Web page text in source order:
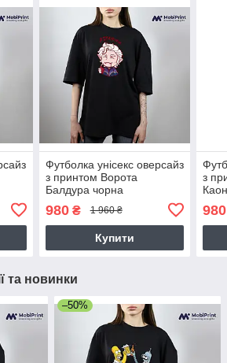
Футболка унісекс оверсайз
з принтом Ворота
Балдура чорна
980₴ 1 960 ₴
Купити
з
980
та новинки
–50%